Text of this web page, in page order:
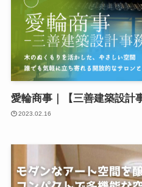
愛輪商事｜【三善建築設計
2023.02.16